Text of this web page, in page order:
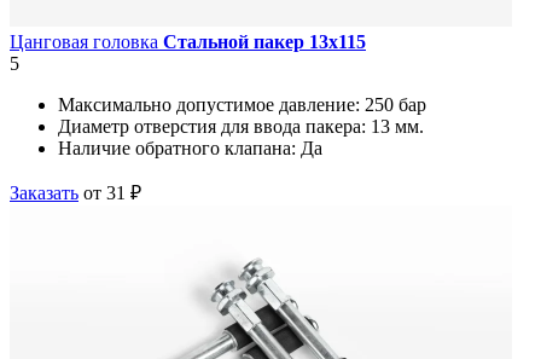
Цанговая головка Стальной пакер 13х115
5
Максимально допустимое давление: 250 бар
Диаметр отверстия для ввода пакера: 13 мм.
Наличие обратного клапана: Да
Заказать от 31 ₽